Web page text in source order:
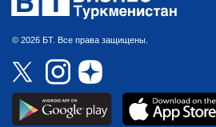
© 2026 БТ. Все права защищены.